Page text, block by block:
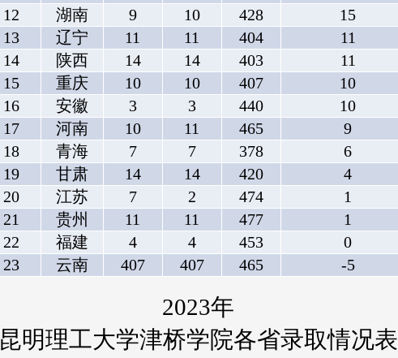
12
湖南 9 10 428
15
13
辽宁 11 11 404
11
14
陕西 14 14 403
11
15
重庆 10 10 407
10
16
安徽 3 3 440
10
17
河南 10 11 465
9
18
青海 7 7 378
6
19
甘肃 14 14 420
4
20
江苏 7 2 474
1
21
贵州 11 11 477
1
22
福建 4 4 453
0
23
云南 407 407 465 -5
2023年
昆明理工大学津桥学院各省录取情况表